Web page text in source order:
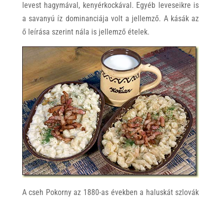
levest hagymával, kenyérkockával. Egyéb leveseikre is
a savanyú íz dominanciája volt a jellemző. A kásák az
ő leírása szerint nála is jellemző ételek.
A cseh Pokorny az 1880-as években a haluskát szlovák